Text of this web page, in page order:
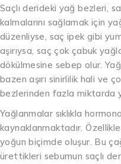
Saçlı derideki yağ bezleri,
kalmalarını sağlamak için
düzenliyse, saç ipek gibi
aşırıysa, saç çok çabuk
dökülmesine sebep olur.
bazen aşırı sinirlilik hali ve
bezlerinden fazla miktarda
Yağlanmalar sıklıkla
kaynaklanmaktadır.
yoğun biçimde oluşur. Bu
ürettikleri sebumun saçlı